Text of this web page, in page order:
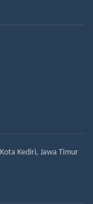
Kediri, Jawa Timur